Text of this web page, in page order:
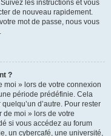
les instructions et vous
de nouveau rapidement.
mot de passe, nous vous
?
moi » lors de votre connexion
période prédéfinie. Cela
d’autre. Pour rester
de moi » lors de votre
si vous accédez au forum
un cybercafé, une université,